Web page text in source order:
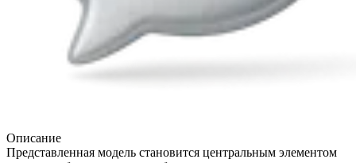
Описание
Представленная модель становится центральным элементом